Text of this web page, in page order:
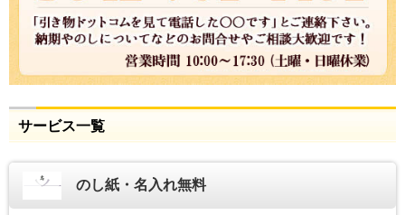
サービス一覧
のし紙・名入れ無料